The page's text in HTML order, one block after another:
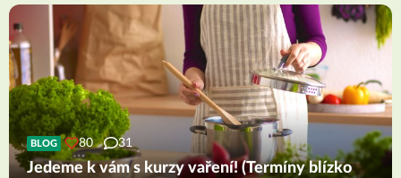
BLOG 80 31
Jedeme k vám s kurzy vaření! (Termíny blízko